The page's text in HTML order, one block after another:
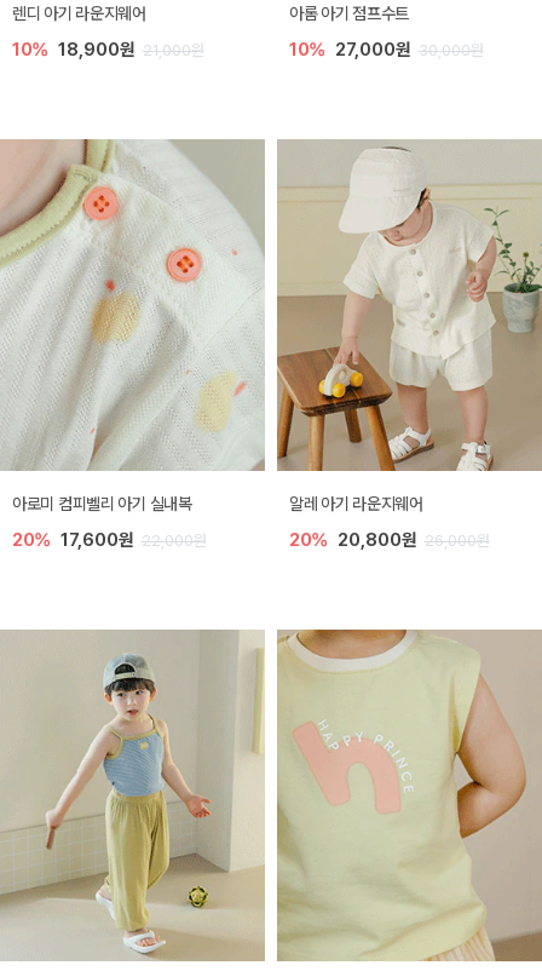
렌디 아기 라운지웨어
10% 18,900원 21,000원
아롬 아기 점프수트
10% 27,000원 30,000원
아로미 컴피벨리 아기 실내복
20% 17,600원 22,000원
알레 아기 라운지웨어
20% 20,800원 26,000원